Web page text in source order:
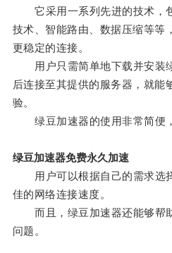
它采用一系列先进的技术，包
技术、智能路由、数据压缩等等
更稳定的连接。
用户只需简单地下载并安装
后连接至其提供的服务器，就能
验。
绿豆加速器的使用非常简便，
绿豆加速器免费永久加速
用户可以根据自己的需求选
佳的网络连接速度。
而且，绿豆加速器还能够帮
问题。